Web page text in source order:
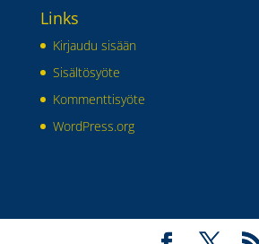
Links
Kirjaudu sisään
Sisältösyöte
Kommenttisyöte
WordPress.org